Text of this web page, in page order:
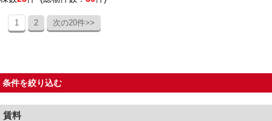
1 2 次の20件>>
条件を絞り込む
賃料